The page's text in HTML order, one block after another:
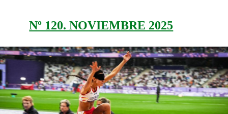
Nº 120. NOVIEMBRE 2025